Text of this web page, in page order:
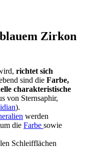
Zirkon
richtet sich
sind die Farbe,
charakteristische
von Sternsaphir,
).
werden
die Farbe sowie
Schleifflächen